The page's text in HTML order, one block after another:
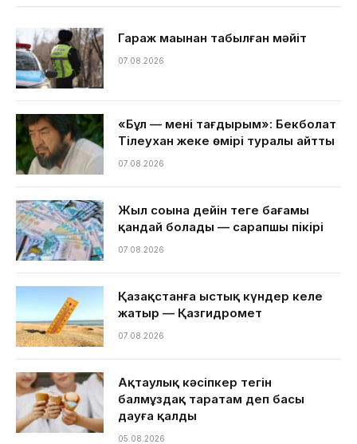
Гараж маңынан табылған мәйіт
07.08.2026
«Бұл — менің тағдырым»: Бекболат
Тілеухан жеке өмірі туралы айтты
07.08.2026
Жыл соңына дейін теңге бағамы
қандай болады — сарапшы пікірі
07.08.2026
Қазақстанға ыстық күндер келе
жатыр — Қазгидромет
07.08.2026
Ақтаулық кәсіпкер тегін
балмұздақ таратам деп басы
дауға қалды
05.08.2026